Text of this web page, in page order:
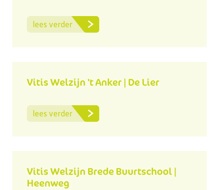
lees verder
Vitis Welzijn 't Anker | De Lier
lees verder
Vitis Welzijn Brede Buurtschool |
Heenweg